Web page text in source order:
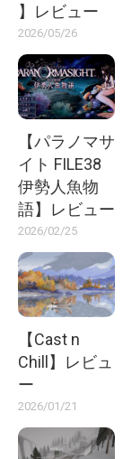
】レビュー
2026/05/26
【パラノマサ
イト FILE38
伊勢人魚物
語】レビュー
2026/02/25
【Cast n
Chill】レビュ
ー
2026/01/21